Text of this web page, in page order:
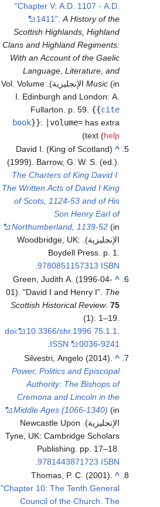
"Chapter V: A.D. 1107 - A.D.
1411" .A History of the
Scottish Highlands, Highland
Clans and Highland Regiments:
With an Account of the Gaelic
Language, Literature, and
Music
(in الإنجليزية). Vol. Volume
I. Edinburgh and London: A.
Fullarton. p. 59. {{cite
book}}: |volume= has extra
text (help
)
^
David I. (King of Scotland)
(1999). Barrow, G. W. S. (ed.).
The Charters of King David I:
The Written Acts of David I King
of Scots, 1124-53 and of His
Son Henry Earl of
Northumberland, 1139-52 (in
الإنجليزية). Woodbridge, UK:
Boydell Press. p. 1.
ISBN
9780851157313
.
^
Green, Judith A. (1996-04-
01). "David I and Henry I". The
Scottish Historical Review.75
(1): 1–19.
doi: 10.3366/shr.1996.75.1.1.
ISSN
0036-9241
.
^
Silvestri, Angelo (2014).
Power, Politics and Episcopal
Authority: The Bishops of
Cremona and Lincoln in the
Middle Ages (1066-1340) (in
الإنجليزية). Newcastle Upon
Tyne, UK: Cambridge Scholars
Publishing. pp. 17–18.
ISBN
9781443871723
.
^
Thomas, P. C. (2001).
"Chapter 10: The Tenth General
Council of the Church. The